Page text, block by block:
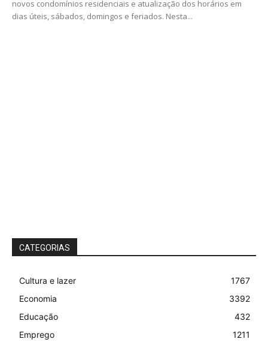
novos condomínios residenciais e atualização dos horários em
dias úteis, sábados, domingos e feriados. Nesta...
CATEGORIAS
Cultura e lazer
1767
Economia
3392
Educação
432
Emprego
1211